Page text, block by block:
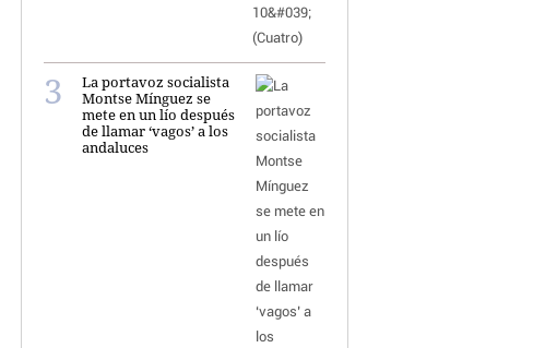
La portavoz socialista
Montse Mínguez se
mete en un lío después
de llamar ‘vagos’ a los
andaluces